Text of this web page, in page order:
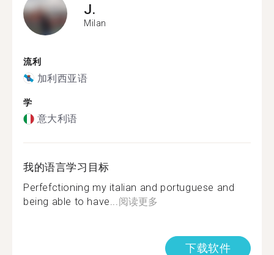
J.
Milan
流利
加利西亚语
学
意大利语
我的语言学习目标
Perfefctioning my italian and portuguese and
being able to have...阅读更多
下载软件